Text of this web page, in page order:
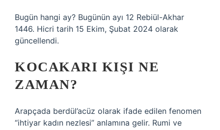
Bugün hangi ay? Bugünün ayı 12 Rebiül-Akhar
1446. Hicri tarih 15 Ekim, Şubat 2024 olarak
güncellendi.
KOCAKARI KIŞI NE
ZAMAN?
Arapçada berdül’acüz olarak ifade edilen fenomen
“ihtiyar kadın nezlesi” anlamına gelir. Rumi ve